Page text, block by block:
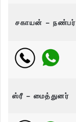
சகாயன் – நண்பர்
ஸ்ரீ – மைத்துனர்